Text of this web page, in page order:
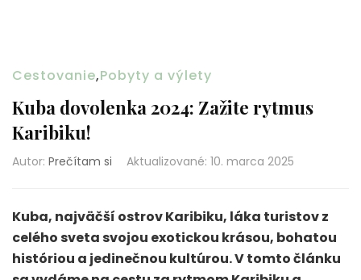
Cestovanie,Pobyty a výlety
Kuba dovolenka 2024: Zažite rytmus
Karibiku!
Autor: Prečítam si Aktualizované: 10. marca 2025
Kuba, najväčší ostrov Karibiku, láka turistov z
celého sveta svojou exotickou krásou, bohatou
históriou a jedinečnou kultúrou. V tomto článku